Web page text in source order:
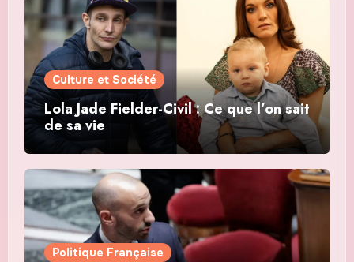
Culture et Société
Lola Jade Fielder-Civil : Ce que l’on sait
de sa vie
Politique Française